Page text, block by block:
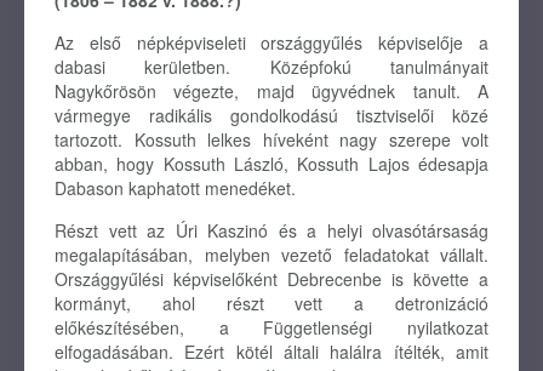
Az első népképviseleti országgyűlés képviselője a
dabasi kerületben. Középfokú tanulmányait
Nagykőrösön végezte, majd ügyvédnek tanult. A
vármegye radikális gondolkodású tisztviselői közé
tartozott. Kossuth lelkes híveként nagy szerepe volt
abban, hogy Kossuth László, Kossuth Lajos édesapja
Dabason kaphatott menedéket.
Részt vett az Úri Kaszinó és a helyi olvasótársaság
megalapításában, melyben vezető feladatokat vállalt.
Országgyűlési képviselőként Debrecenbe is követte a
kormányt, ahol részt vett a detronizáció
előkészítésében, a Függetlenségi nyilatkozat
elfogadásában. Ezért kötél általi halálra ítélték, amit